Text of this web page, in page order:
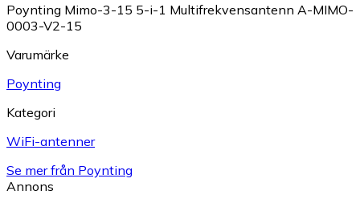
Poynting Mimo-3-15 5-i-1 Multifrekvensantenn A-MIMO-
0003-V2-15
Varumärke
Poynting
Kategori
WiFi-antenner
Se mer från Poynting
Annons